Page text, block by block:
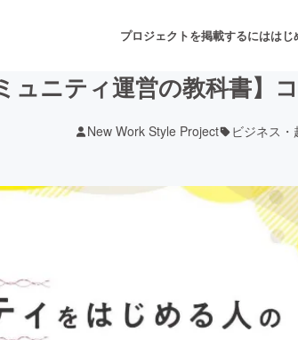
プロジェクトを掲載するにははじ
書籍・雑誌出版
ュニティ運営の教科書
New Work Style Project ビジネス・